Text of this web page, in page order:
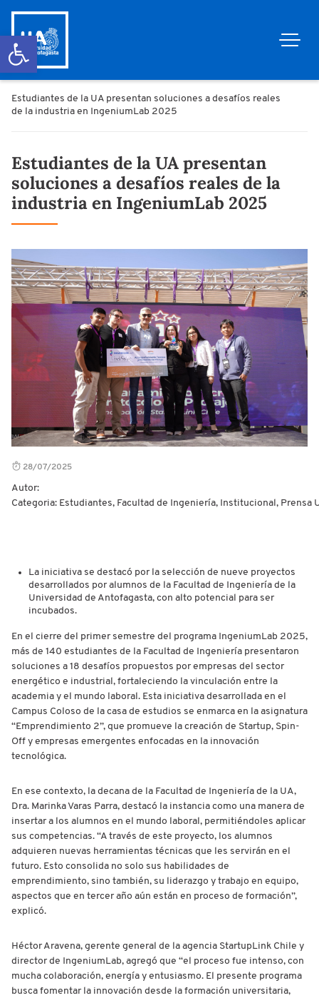
Abrir barra de herramientas
Estudiantes de la UA presentan soluciones a desafíos reales
de la industria en IngeniumLab 2025
Estudiantes de la UA presentan
soluciones a desafíos reales de la
industria en IngeniumLab 2025
28/07/2025
Autor:
Categoria: Estudiantes, Facultad de Ingeniería, Institucional, Prensa
La iniciativa se destacó por la selección de nueve proyectos
desarrollados por alumnos de la Facultad de Ingeniería de la
Universidad de Antofagasta, con alto potencial para ser
incubados.
En el cierre del primer semestre del programa IngeniumLab 2025,
más de 140 estudiantes de la Facultad de Ingeniería presentaron
soluciones a 18 desafíos propuestos por empresas del sector
energético e industrial, fortaleciendo la vinculación entre la
academia y el mundo laboral. Esta iniciativa desarrollada en el
Campus Coloso de la casa de estudios se enmarca en la asignatura
“Emprendimiento 2”, que promueve la creación de Startup, Spin-
Off y empresas emergentes enfocadas en la innovación
tecnológica.
En ese contexto, la decana de la Facultad de Ingeniería de la UA,
Dra. Marinka Varas Parra, destacó la instancia como una manera de
insertar a los alumnos en el mundo laboral, permitiéndoles aplicar
sus competencias. “A través de este proyecto, los alumnos
adquieren nuevas herramientas técnicas que les servirán en el
futuro. Esto consolida no solo sus habilidades de
emprendimiento, sino también, su liderazgo y trabajo en equipo,
aspectos que en tercer año aún están en proceso de formación”,
explicó.
Héctor Aravena, gerente general de la agencia StartupLink Chile y
director de IngeniumLab, agregó que “el proceso fue intenso, con
mucha colaboración, energía y entusiasmo. El presente programa
busca fomentar la innovación desde la formación universitaria,